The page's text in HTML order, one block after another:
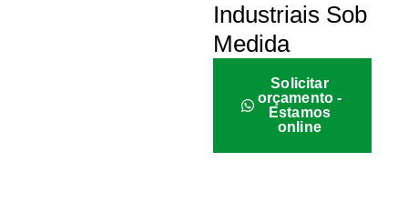
Industriais Sob
Medida
Solicitar
orçamento -
Estamos
online